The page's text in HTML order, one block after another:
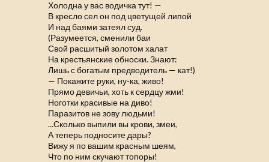
Холодна у вас водичка тут! —
В кресло сел он под цветущей липой
И над баями затеял суд.
(Разумеется, сменили баи
Свой расшитый золотом халат
На крестьянские обноски. Знают:
Лишь с богатым предводитель — кат!)
— Покажите руки, ну-ка, живо!
Прямо девичьи, хоть к сердцу жми!
Ноготки красивые на диво!
Паразитов не зову людьми!
...Сколько выпили вы крови, змеи,
А теперь подносите дары?
Вижу я по вашим красным шеям,
Что по ним скучают топоры!